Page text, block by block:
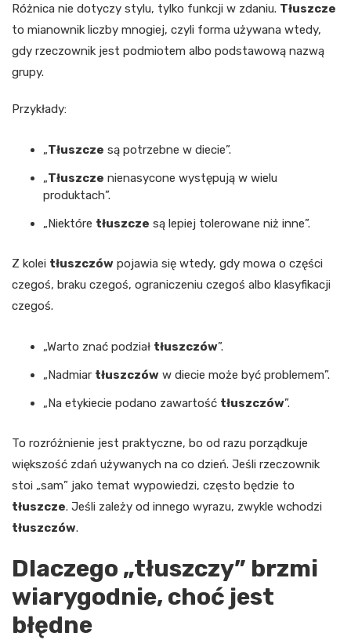
Różnica nie dotyczy stylu, tylko funkcji w zdaniu. Tłuszcze
to mianownik liczby mnogiej, czyli forma używana wtedy,
gdy rzeczownik jest podmiotem albo podstawową nazwą
grupy.
Przykłady:
„Tłuszcze są potrzebne w diecie”.
„Tłuszcze nienasycone występują w wielu
produktach”.
„Niektóre tłuszcze są lepiej tolerowane niż inne”.
Z kolei tłuszczów pojawia się wtedy, gdy mowa o części
czegoś, braku czegoś, ograniczeniu czegoś albo klasyfikacji
czegoś.
„Warto znać podział tłuszczów”.
„Nadmiar tłuszczów w diecie może być problemem”.
„Na etykiecie podano zawartość tłuszczów”.
To rozróżnienie jest praktyczne, bo od razu porządkuje
większość zdań używanych na co dzień. Jeśli rzeczownik
stoi „sam” jako temat wypowiedzi, często będzie to
tłuszcze. Jeśli zależy od innego wyrazu, zwykle wchodzi
tłuszczów.
Dlaczego „tłuszczy” brzmi
wiarygodnie, choć jest
błędne